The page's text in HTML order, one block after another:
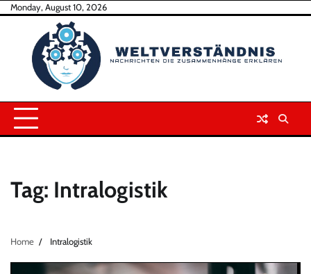
SkipMonday, August 10, 2026
Tag: Intralogistik
Home Intralogistik